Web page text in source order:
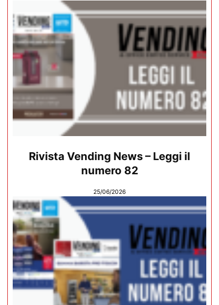
Rivista Vending News – Leggi il
numero 82
25/06/2026